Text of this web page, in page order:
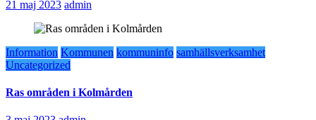
21 maj 2023 admin
Information Kommunen kommuninfo samhällsverksamhet
Uncategorized
Ras områden i Kolmården